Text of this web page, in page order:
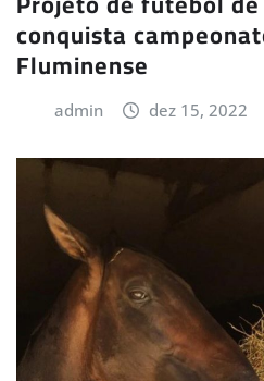
conquista
Fluminense
admin dez 15, 2022